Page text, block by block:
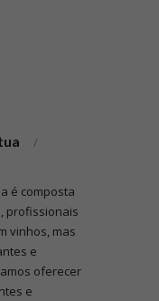
/
é composta
profissionais
vinhos, mas
e
oferecer
e